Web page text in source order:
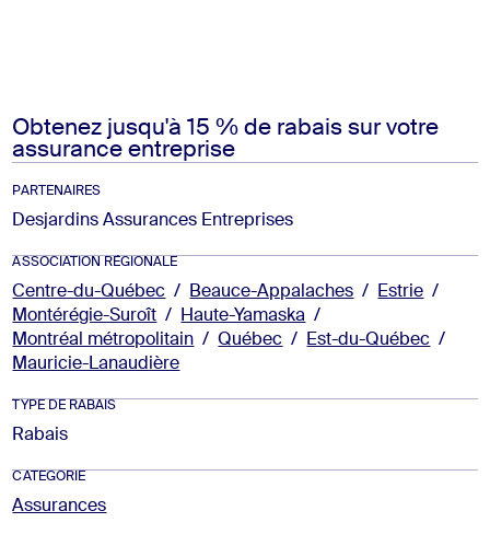
Obtenez jusqu'à 15 % de rabais sur votre
assurance entreprise
PARTENAIRES
Desjardins Assurances Entreprises
ASSOCIATION RÉGIONALE
Centre-du-Québec / Beauce-Appalaches / Estrie /
Montérégie-Suroît / Haute-Yamaska /
Montréal métropolitain /Québec / Est-du-Québec /
Mauricie-Lanaudière
TYPE DE RABAIS
Rabais
CATEGORIE
Assurances